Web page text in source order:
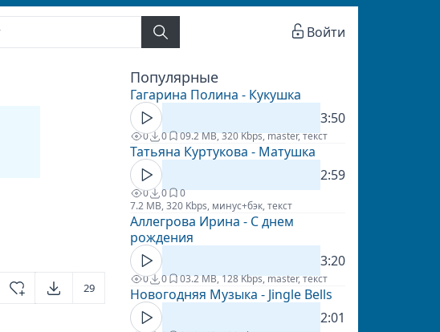
Войти
29
Популярные
Гагарина Полина - Кукушка
3:50
0 0 09.2 MB, 320 Kbps, master, текст
Татьяна Куртукова - Матушка
2:59
0 0
0
7.2 MB, 320 Kbps, минус+бэк, текст
Аллегрова Ирина - С днем
рождения
3:20
0 0 03.2 MB, 128 Kbps, master, текст
Новогодняя Музыка - Jingle Bells
2:01